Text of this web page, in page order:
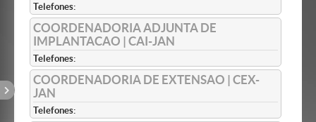
Telefones:
COORDENADORIA ADJUNTA DE
IMPLANTACAO | CAI-JAN
Telefones:
COORDENADORIA DE EXTENSAO | CEX-
JAN
Telefones: